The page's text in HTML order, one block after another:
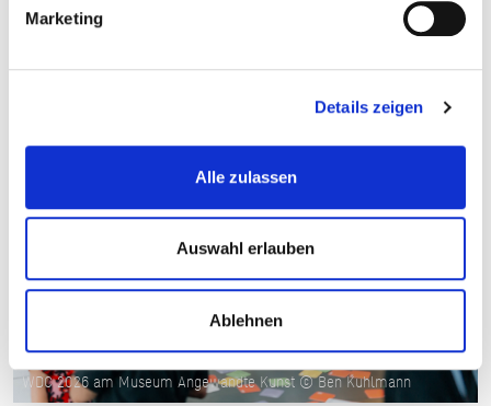
Marketing
Details zeigen
Alle zulassen
Auswahl erlauben
Ablehnen
21.08.2026 — 08.11.2026 in Frankfurt am Main
WDC 2026 am Museum Angewandte Kunst © Ben Kuhlmann